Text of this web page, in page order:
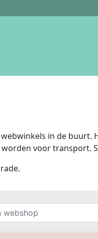
in de buurt.
voor transport.